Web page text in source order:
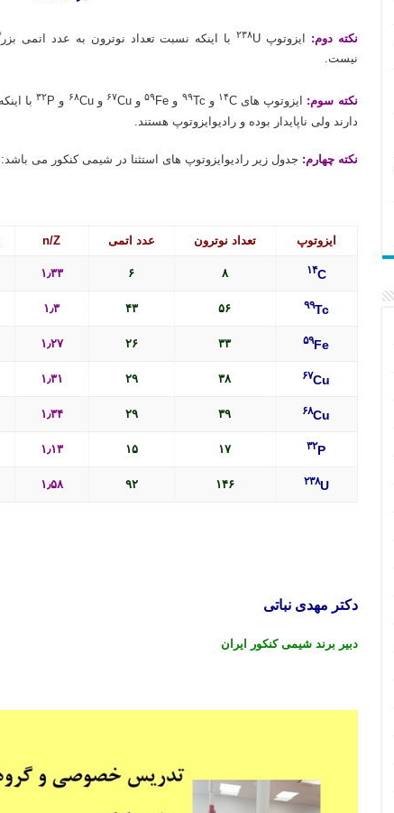
نکته دوم: ایزوتوپ ۲۳۸
نیست.
نکته سوم: ایزوتوپ های ۱۴C و ۹۹Tc و ۵۹ Fe و ۶۷Cu و ۶۸Cu و ۳۲
دارند ولی ناپایدار بوده و رادیوایزوتوپ هستند.
نکته چهارم: جدول زیر رادیوایزوتوپ های استثنا در شیمی کنکور می باشد:
ایزوتوپ تعداد نوترون عدد اتمی n/Z
۱۴C ۸ ۶ ۱٫۳۳
۹۹Tc ۵۶ ۴۳ ۱٫۳
۵۹Fe ۳۳ ۲۶ ۱٫۲۷
۶۷Cu ۳۸ ۲۹ ۱٫۳۱
۶۸Cu ۳۹ ۲۹ ۱٫۳۴
۳۲P ۱۷ ۱۵ ۱٫۱۳
۲۳۸U ۱۴۶ ۹۲ ۱٫۵۸
دکتر مهدی نباتی
دبیر برند شیمی کنکور ایران